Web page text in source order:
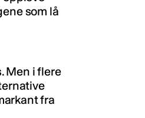
som lå
Men i flere
fra